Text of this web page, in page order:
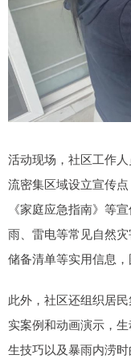
活动现场，社区工作
流密集区域设立宣传
《家庭应急指南》等
雨、雷电等常见自然
储备清单等实用信息，
此外，社区还组织居
实案例和动画演示，
生技巧以及暴雨内涝